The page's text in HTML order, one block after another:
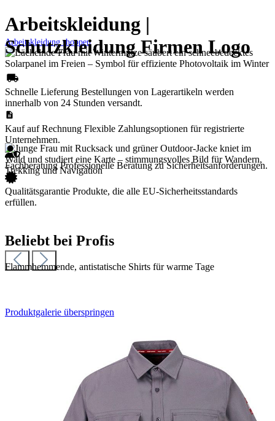
Materialien und maximaler Tragekomfort für jede Branche.
Arbeitskleidung shoppen
„Keine Kompromisse bei der
Sicherheit.“
„Nachhaltigkeit ist mir
Arbeitskleidung |
Schutzkleidung Firmen Logo
Schnelle Lieferung Bestellungen von Lagerartikeln werden
innerhalb von 24 Stunden versandt.
Kauf auf Rechnung Flexible Zahlungsoptionen für registrierte
Unternehmen.
Fachberatung Professionelle Beratung zu Sicherheitsanforderungen.
Qualitätsgarantie Produkte, die alle EU-Sicherheitsstandards
erfüllen.
Beliebt bei Profis
Flammhemmende, antistatische Shirts für warme Tage
Produktgalerie überspringen